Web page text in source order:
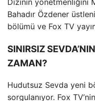
Dizinin yönetmenliğini
Bahadır Özdener
bölümü ve Fox TV
SINIRSIZ
ZAMAN?
Hudutsuz Sevda yeni
sorgulanıyor. Fox